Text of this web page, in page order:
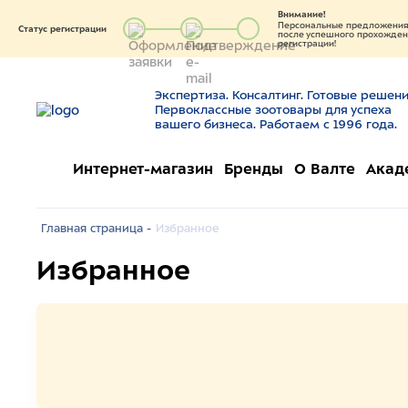
Статус регистрации
Внимание!
Персональные
после успешного
регистрации!
Экспертиза. Консалтинг. Готовые
Первоклассные зоотовары для успеха
вашего бизнеса. Работаем с 1996 года.
Интернет-магазин Бренды О Валте
Главная страница - Избранное
Избранное